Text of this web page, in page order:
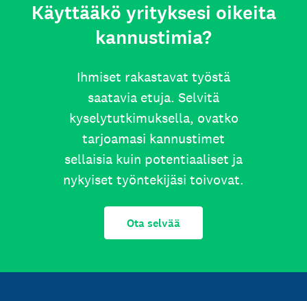
Käyttääkö yrityksesi oikeita
kannustimia?
Ihmiset rakastavat työstä
saatavia etuja. Selvitä
kyselytutkimuksella, ovatko
tarjoamasi kannustimet
sellaisia kuin potentiaaliset ja
nykyiset työntekijäsi toivovat.
Ota selvää